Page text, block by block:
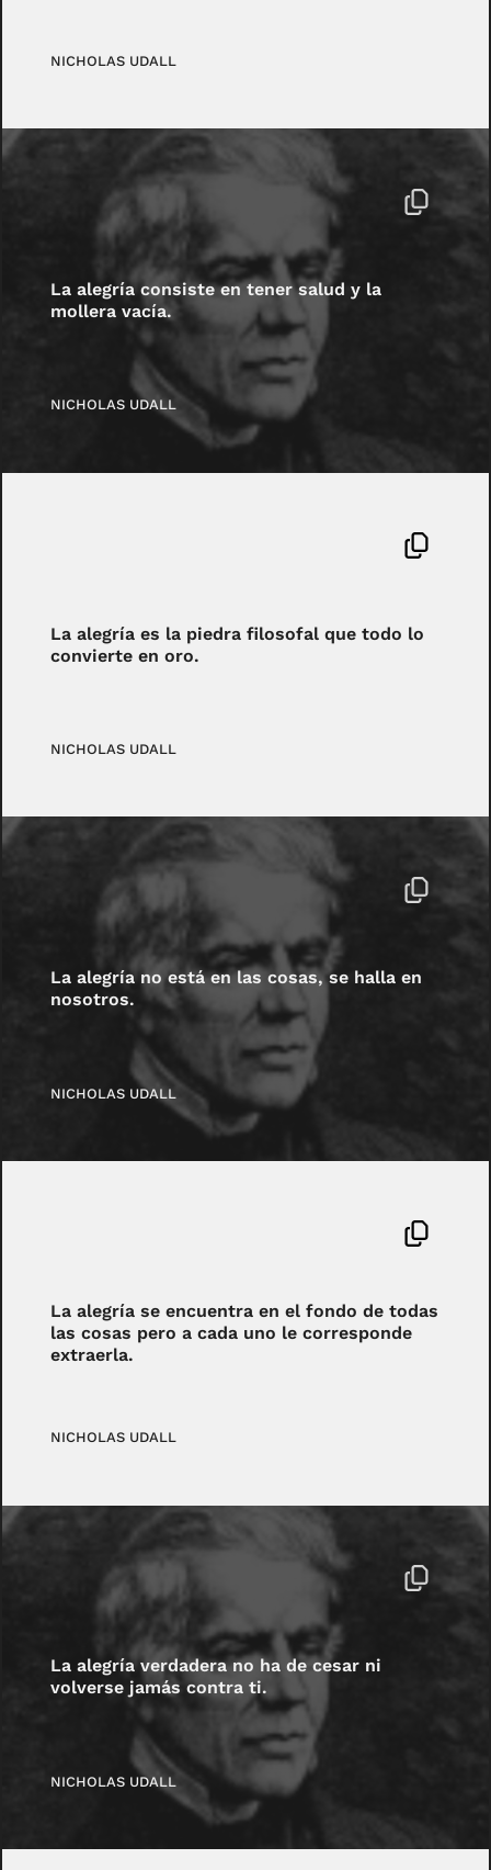
NICHOLAS UDALL
La alegría consiste en tener salud y la
mollera vacía.
NICHOLAS UDALL
La alegría es la piedra filosofal que todo lo
convierte en oro.
NICHOLAS UDALL
La alegría no está en las cosas, se halla en
nosotros.
NICHOLAS UDALL
La alegría se encuentra en el fondo de todas
las cosas pero a cada uno le corresponde
extraerla.
NICHOLAS UDALL
La alegría verdadera no ha de cesar ni
volverse jamás contra ti.
NICHOLAS UDALL